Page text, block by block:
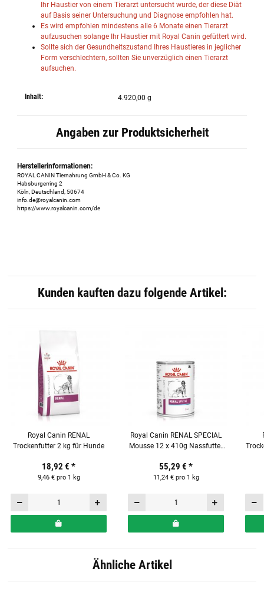
Ihr Haustier von einem Tierarzt untersucht wurde, der diese Diät
auf Basis seiner Untersuchung und Diagnose empfohlen hat.
Es wird empfohlen mindestens alle 6 Monate einen Tierarzt
aufzusuchen solange Ihr Haustier mit Royal Canin gefüttert wird.
Sollte sich der Gesundheitszustand Ihres Haustieres in jeglicher
Form verschlechtern, sollten Sie unverzüglich einen Tierarzt
aufsuchen.
Inhalt: 4.920,00 g
Angaben zur Produktsicherheit
Herstellerinformationen:
ROYAL CANIN Tiernahrung GmbH & Co. KG
Habsburgerring 2
Köln, Deutschland, 50674
info.de@royalcanin.com
https://www.royalcanin.com/de
Kunden kauften dazu folgende Artikel:
Royal Canin RENAL
Trockenfutter 2 kg für Hunde
18,92 € *
9,46 € pro 1 kg
Royal Canin RENAL SPECIAL
Mousse 12 x 410g Nassfutter
55,29 € *
11,24 € pro 1 kg
Ähnliche Artikel